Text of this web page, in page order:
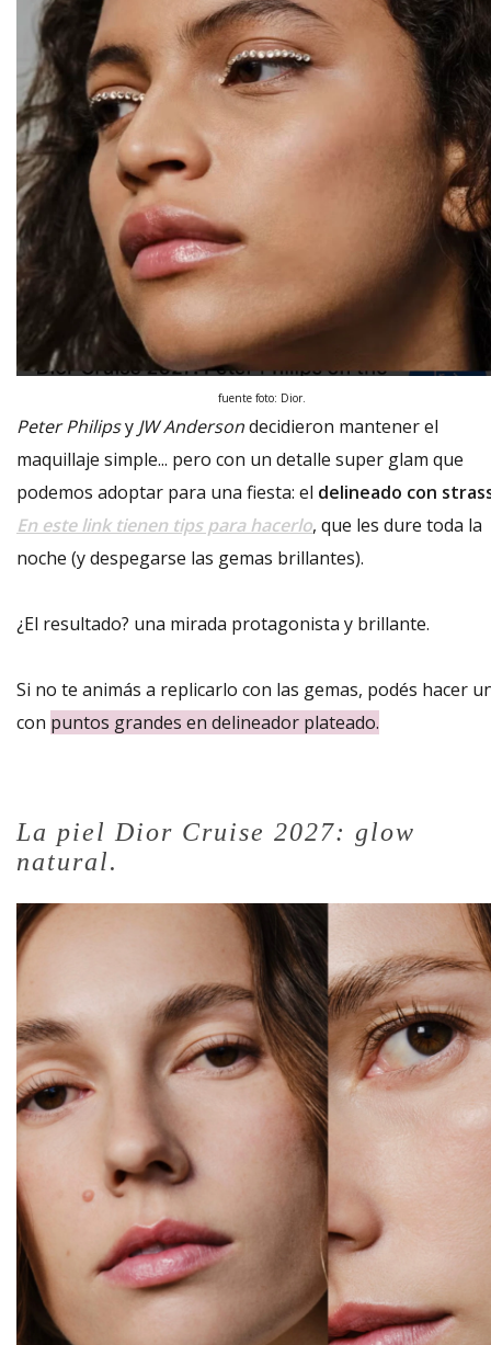
fuente foto: Dior.
Peter Philipsy JW Andersondecidieron mantener el
maquillaje simple... pero con un detalle super glam que
podemos adoptar para una fiesta: el delineado con
En este link tienen tips para hacerlo, que les dure toda la
noche (y despegarse las gemas brillantes).
¿El resultado? una mirada protagonista y brillante.
Si no te animás a replicarlo con las gemas, podés hacer
con puntos grandes en delineador plateado.
La piel Dior Cruise 2027: glow
natural.